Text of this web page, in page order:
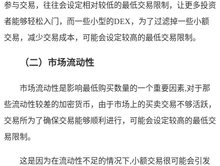
参与交易，往往会设定相对较低的最低交易限制，让更多投资
者能够轻松入门，而一些小型的DEX，为了过滤掉一些小额
交易，减少交易成本，可能会设定较高的最低交易限制。
（二）市场流动性
市场流动性是影响最低购买数量的一个重要因素,对于那
些流动性较差的加密货币，由于市场上的买卖交易不够活跃，
交易所为了确保交易能够顺利进行，可能会设定较高的最低交
易限制。
这是因为在流动性不足的情况下,小额交易很可能会引发